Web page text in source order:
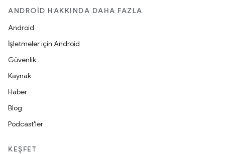
ANDROID HAKKINDA DAHA FAZLA
Android
İşletmeler için Android
Güvenlik
Kaynak
Haber
Blog
Podcast'ler
KEŞFET